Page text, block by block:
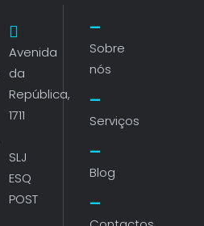
Avenida
da
República,
1711
SLJ
ESQ
POST
Sobre
nós
Serviços
Blog